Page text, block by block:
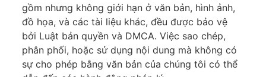
gồm nhưng không giới hạn ở văn bản, hình ảnh,
đồ họa, và các tài liệu khác, đều được bảo vệ
bởi Luật bản quyền và DMCA. Việc sao chép,
phân phối, hoặc sử dụng nội dung mà không có
sự cho phép bằng văn bản của chúng tôi có thể